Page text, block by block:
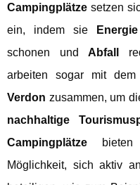
Campingplätze setzen
ein, indem sie
Energie
schonen undAbfall
arbeiten sogar mit dem
Verdon zusammen, um
nachhaltige
Campingplätze bieten
Möglichkeit, sich aktiv